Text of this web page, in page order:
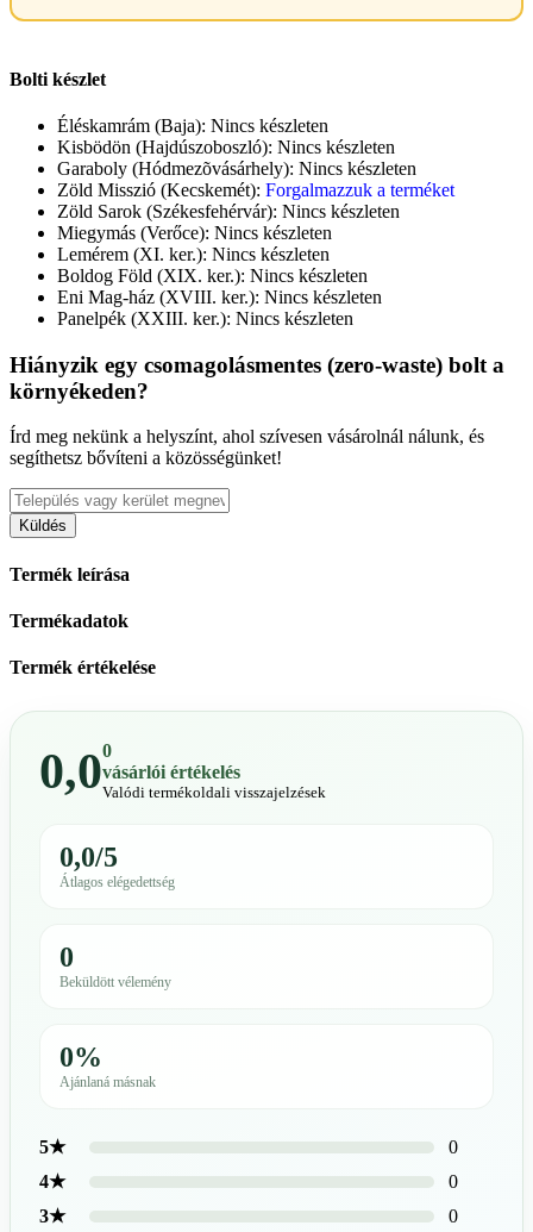
Bolti készlet
Éléskamrám (Baja): Nincs készleten
Kisbödön (Hajdúszoboszló): Nincs készleten
Garaboly (Hódmezõvásárhely): Nincs készleten
Zöld Misszió (Kecskemét): Forgalmazzuk a terméket
Zöld Sarok (Székesfehérvár): Nincs készleten
Miegymás (Verőce): Nincs készleten
Lemérem (XI. ker.): Nincs készleten
Boldog Föld (XIX. ker.): Nincs készleten
Eni Mag-ház (XVIII. ker.): Nincs készleten
Panelpék (XXIII. ker.): Nincs készleten
Hiányzik egy csomagolásmentes (zero-waste) bolt a
környékeden?
Írd meg nekünk a helyszínt, ahol szívesen vásárolnál nálunk, és
segíthetsz bővíteni a közösségünket!
Küldés
Termék leírása
Termékadatok
Termék értékelése
0,00
vásárlói értékelés
Valódi termékoldali visszajelzések
0,0/5
Átlagos elégedettség
0
Beküldött vélemény
0%
Ajánlaná másnak
5★
0
4★
0
3★
0